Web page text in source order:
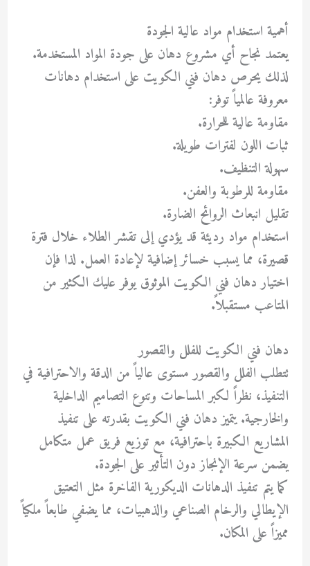
أهمية استخدام مواد عالية الجودة
يعتمد نجاح أي مشروع دهان على جودة المواد المستخدمة.
لذلك يحرص دهان فني الكويت على استخدام دهانات
معروفة عالمياً توفر:
مقاومة عالية للحرارة.
ثبات اللون لفترات طويلة.
سهولة التنظيف.
مقاومة للرطوبة والعفن.
تقليل انبعاث الروائح الضارة.
استخدام مواد رديئة قد يؤدي إلى تقشر الطلاء خلال فترة
قصيرة، مما يسبب خسائر إضافية لإعادة العمل. لذا فإن
اختيار دهان فني الكويت الموثوق يوفر عليك الكثير من
المتاعب مستقبلاً.
دهان فني الكويت للفلل والقصور
تتطلب الفلل والقصور مستوى عالياً من الدقة والاحترافية في
التنفيذ، نظراً لكبر المساحات وتنوع التصاميم الداخلية
والخارجية. يتميز دهان فني الكويت بقدرته على تنفيذ
المشاريع الكبيرة باحترافية، مع توزيع فريق عمل متكامل
يضمن سرعة الإنجاز دون التأثير على الجودة.
كما يتم تنفيذ الدهانات الديكورية الفاخرة مثل التعتيق
الإيطالي والرخام الصناعي والذهبيات، مما يضفي طابعاً ملكياً
مميزاً على المكان.